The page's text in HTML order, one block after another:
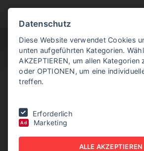
JÄNNER 2023|Sinnliches Industrie-Erlebnis
SINNLICHES
Datenschutz
Diese Website verwendet Cookies
unten aufgeführten Kategorien.
AKZEPTIEREN, um allen Kategorien
oder OPTIONEN, um eine
treffen.
Erforderlich
Ad Marketing
ALLE AKZEPTIEREN